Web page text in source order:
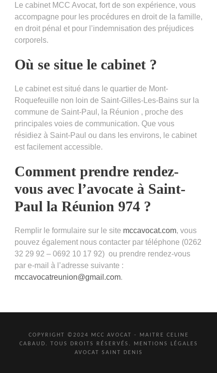
Le cabinet MCC Avocat, fort de son expérience, vous
accompagne pour les procédures en droit de la famille,
en droit pénal et pour l’indemnisation des préjudices
corporels.
Où se situe le cabinet ?
Le cabinet est situé dans le quartier de Mont-
Roquefeuille non loin de Saint-Gilles-Les-Bains sur la
commune de Saint-Paul, la Réunion , proche des
principales voies de communication. Que vous
résidiez à Saint-Paul ou dans les environs, le cabinet
est facilement accessible.
Comment prendre rendez-
vous avec l’avocate à Saint-
Paul la Réunion 974 ?
Remplir le formulaire sur le site mccavocat.com, vous
pouvez également nous contacter par téléphone (0262
32 29 92 – 0692 10 17 92) ou prendre rendez-vous
par e-mail à l’adresse suivante :
mccavocatreunion@gmail.com.
COPYRIGHT ©2024 MCC AVOCAT - MAITRE CELINE
CABAUD. TOUS DROITS RÉSERVÉS.
MENTIONS LÉGALES
AVOCAT SAINT DENIS